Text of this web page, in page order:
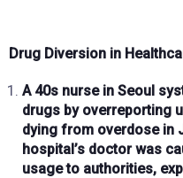
Drug Diversion in
A 40s nursein Seoul
drugs by overreporting
dying from overdose in
hospital’s doctor was
usage to authorities,